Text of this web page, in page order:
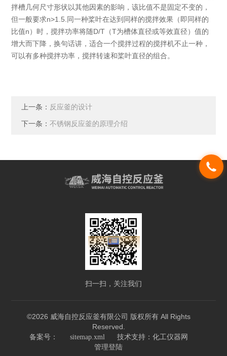
拌槽几何尺寸形状以其他因素的影响，该比值不是固定不变的，
但一般要求n>1.5.同一种桨叶在达到同样的搅拌效果（即同样的
比值n）时，搅拌功率将随D/T（T为槽体直径或等效直径）值的
增大而下降，换句话讲，适合一个搅拌过程的搅拌机不止一种，
可以有多种搅拌功率，搅拌转速和桨叶直径的组合。
上一条： 反应釜的设计
下一条：不锈钢反应釜的原理介绍
扫一扫，关注我们
©2026 威海自控反应釜有限公司 版权所有 All Rights
Reserved.
备案号： sitemap.xml 技术支持： 化工仪器网
管理登陆